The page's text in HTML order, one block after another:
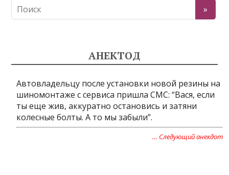
АНЕКТОД
Автовладельцу после установки новой резины на
шиномoнтаже с сервиса пришла СМС: “Вася, если
ты еще жив, аккуратно остановись и затяни
колесные болты. А то мы забыли”.
… Следующий анекдот